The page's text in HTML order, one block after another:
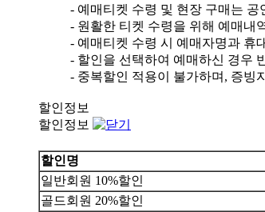
- 예매티켓 수령 및 현장 구매는 공
- 원활한 티켓 수령을 위해 예매내
- 예매티켓 수령 시 예매자명과 휴
- 할인을 선택하여 예매하신 경우
- 중복할인 적용이 불가하며, 증빙
할인정보
할인정보
할인명
일반회원 10%할인
골드회원 20%할인